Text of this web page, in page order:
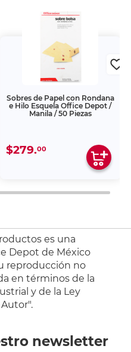
Folder Tamaño Carta
Depot Manila 100 piezas
$199.
es una
Depot de México
reproducción no
en términos de la
y de la Ley
newsletter